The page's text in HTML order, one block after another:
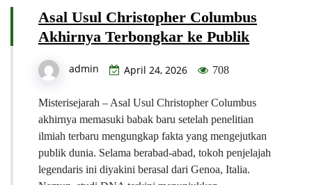
Asal Usul Christopher Columbus
Akhirnya Terbongkar ke Publik
admin April 24, 2026 708
Misterisejarah – Asal Usul Christopher Columbus
akhirnya memasuki babak baru setelah penelitian
ilmiah terbaru mengungkap fakta yang mengejutkan
publik dunia. Selama berabad-abad, tokoh penjelajah
legendaris ini diyakini berasal dari Genoa, Italia.